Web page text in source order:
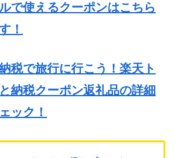
で使えるクーポンはこちら
！
税で旅行に行こう！楽天ト
納税クーポン返礼品の詳細
ック！